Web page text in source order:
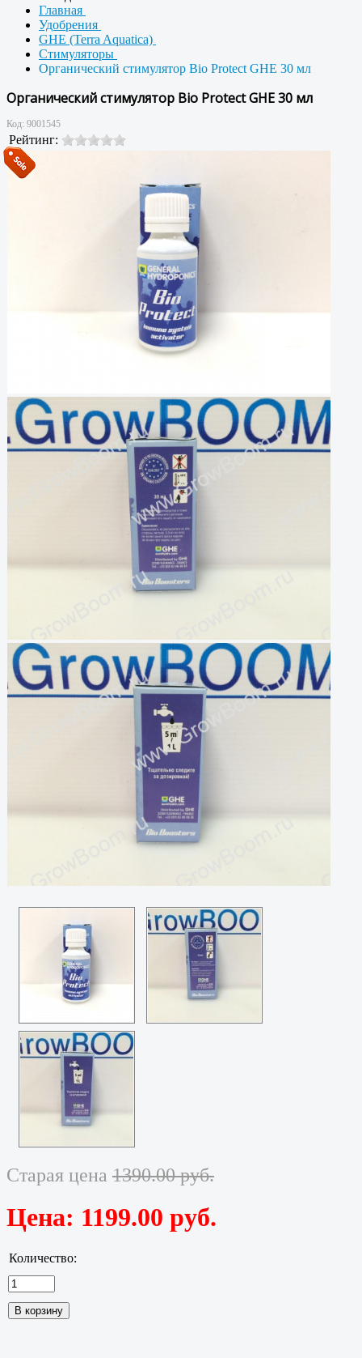
Главная
Удобрения
GHE (Terra Aquatica)
Стимуляторы
Органический стимулятор Bio Protect GHE 30 мл
Органический стимулятор Bio Protect GHE 30 мл
Код: 9001545
Рейтинг:
Старая цена 1390.00 руб.
Цена: 1199.00 руб.
Количество: